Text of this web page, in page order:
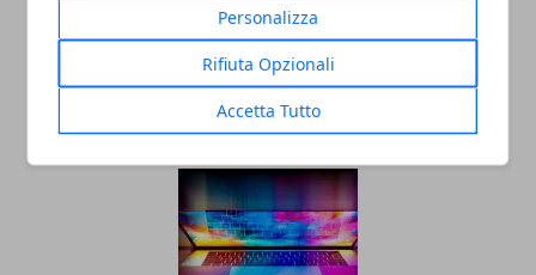
Personalizza
Rifiuta Opzionali
Accetta Tutto